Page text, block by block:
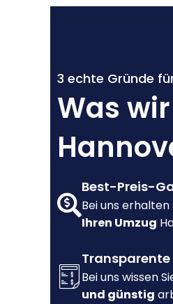
3 echte Gründe
Was
Best-Preis-
Bei uns erhalten
Ihren Umzug
Transparente
Bei uns wissen
und günstig